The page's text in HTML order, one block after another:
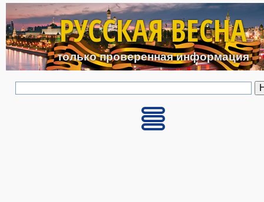
Перейти к основному
РУССКАЯ ВЕСНА
только проверенная информация